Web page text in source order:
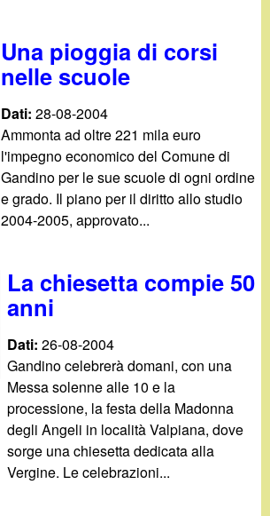
Una pioggia di corsi
nelle scuole
Dati:28-08-2004
Ammonta ad oltre 221 mila euro
l'impegno economico del Comune di
Gandino per le sue scuole di ogni ordine
e grado. Il piano per il diritto allo studio
2004-2005, approvato...
La chiesetta compie 50
anni
Dati:26-08-2004
Gandino celebrerà domani, con una
Messa solenne alle 10 e la
processione, la festa della Madonna
degli Angeli in località Valpiana, dove
sorge una chiesetta dedicata alla
Vergine. Le celebrazioni...